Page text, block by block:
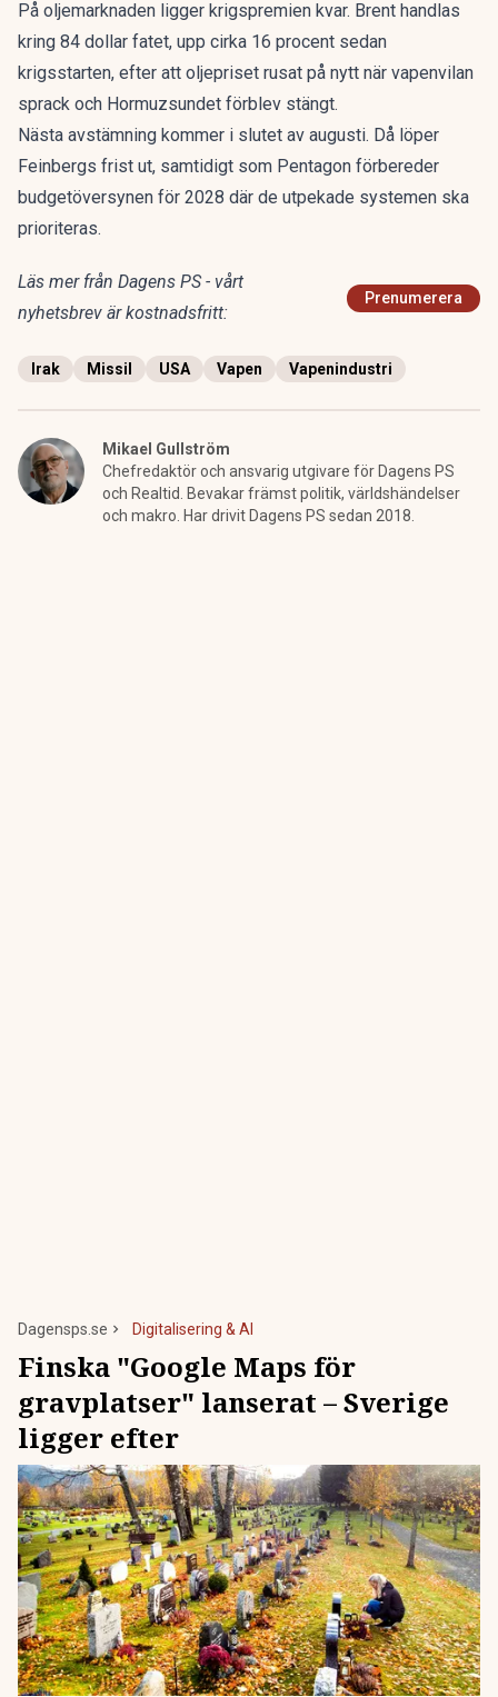
På oljemarknaden ligger krigspremien kvar. Brent handlas
kring 84 dollar fatet, upp cirka 16 procent sedan
krigsstarten, efter att oljepriset rusat på nytt när vapenvilan
sprack och Hormuzsundet förblev stängt.
Nästa avstämning kommer i slutet av augusti. Då löper
Feinbergs frist ut, samtidigt som Pentagon förbereder
budgetöversynen för 2028 där de utpekade systemen ska
prioriteras.
Läs mer från Dagens PS - vårt
nyhetsbrev är kostnadsfritt:
Prenumerera
Irak Missil USA Vapen Vapenindustri
Mikael Gullström
Chefredaktör och ansvarig utgivare för Dagens PS
och Realtid. Bevakar främst politik, världshändelser
och makro. Har drivit Dagens PS sedan 2018.
Dagensps.se Digitalisering & AI
Finska "Google Maps för
gravplatser" lanserat – Sverige
ligger efter